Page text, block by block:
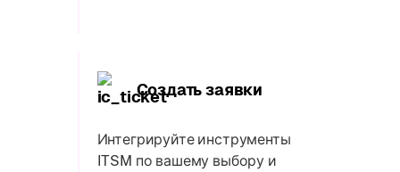
Создать заявки
Интегрируйте инструменты
ITSM по вашему выбору и